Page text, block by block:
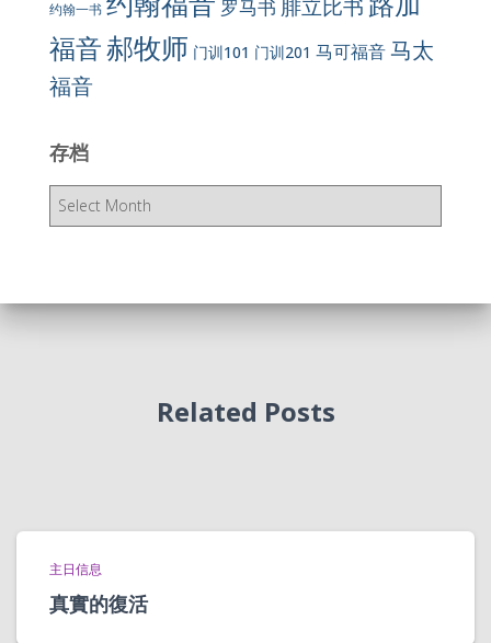
约翰一书 罗马书 腓立比书
福音郝牧师 门训101 门训201 马可福音马太
福音
存档
存
Related Posts
主日信息
真實的復活